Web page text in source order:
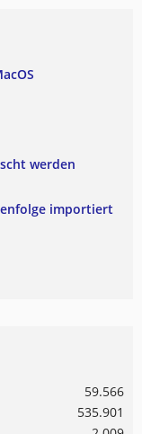
werden
importiert
59.566
535.901